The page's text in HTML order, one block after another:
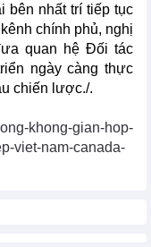
bên nhất trí tiếp tục
chính phủ, nghị
quan hệ Đối tác
ngày càng thực
chiến lược./.
khong-gian-hop-
viet-nam-canada-